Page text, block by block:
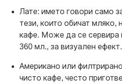
Лате: името говори само
тези, които обичат мляко,
кафе. Може да се сервира
360 мл., за визуален ефект.
Американо или
чисто кафе, често